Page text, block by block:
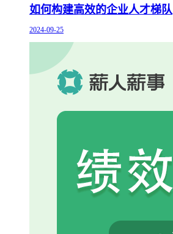
如何构建高效的企业人才梯队
2024-09-25